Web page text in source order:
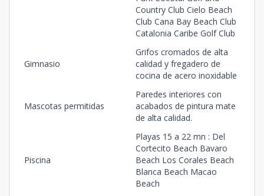
Country Club Cielo Beach
Club Cana Bay Beach Club
Catalonia Caribe Golf Club
Gimnasio
Grifos cromados de alta
calidad y fregadero de
cocina de acero inoxidable
Mascotas permitidas
Paredes interiores con
acabados de pintura mate
de alta calidad.
Piscina
Playas 15 a 22 mn : Del
Cortecito Beach Bavaro
Beach Los Corales Beach
Blanca Beach Macao
Beach